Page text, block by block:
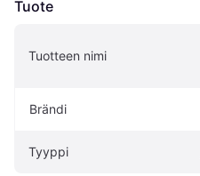
Tuote
Tuotteen nimi
Brändi
Tyyppi